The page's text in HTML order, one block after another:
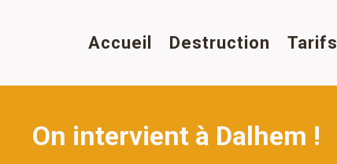
Accueil Destruction Tarifs
On intervient à Dalhem !